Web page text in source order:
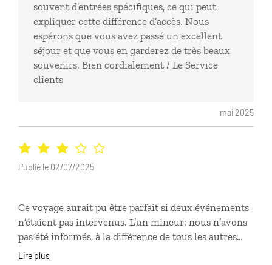
mai 2025
souvent d’entrées spécifiques, ce qui peut
expliquer cette différence d’accès. Nous
espérons que vous avez passé un excellent
séjour et que vous en garderez de très beaux
souvenirs. Bien cordialement / Le Service
clients
Ce voyage aurait pu être parfait si deux événements
n’étaient pas intervenus. L’un mineur: nous n’avons
pas été informés, à la différence de tous les autres
participants de la dégustation de différents produits
Lire plus
Publié le 02/07/2025